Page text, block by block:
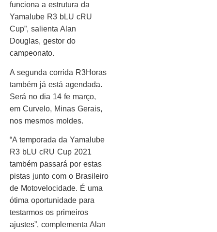
funciona a estrutura da
Yamalube R3 bLU cRU
Cup”, salienta Alan
Douglas, gestor do
campeonato.
A segunda corrida R3Horas
também já está agendada.
Será no dia 14 fe março,
em Curvelo, Minas Gerais,
nos mesmos moldes.
“A temporada da Yamalube
R3 bLU cRU Cup 2021
também passará por estas
pistas junto com o Brasileiro
de Motovelocidade. É uma
ótima oportunidade para
testarmos os primeiros
ajustes”, complementa Alan